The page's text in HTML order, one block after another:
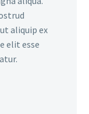
aliquip ex
elit esse